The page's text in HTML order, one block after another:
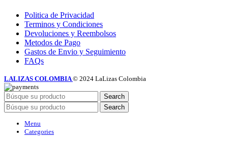
Politica de Privacidad
Terminos y Condiciones
Devoluciones y Reembolsos
Metodos de Pago
Gastos de Envio y Seguimiento
FAQs
LALIZAS COLOMBIA© 2024 LaLizas Colombia
Search
Search
Menu
Categories